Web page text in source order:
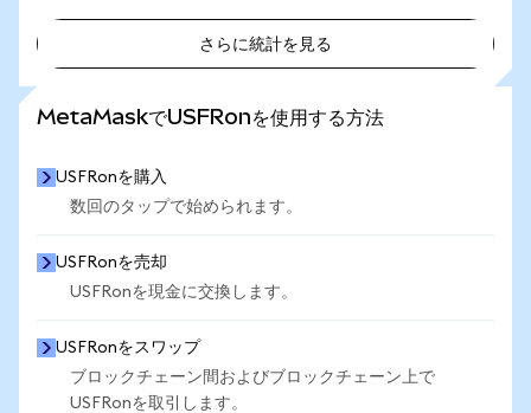
さらに統計を見る
MetaMaskでUSFRonを使用する方法
USFRonを購入
数回のタップで始められます。
USFRonを売却
USFRonを現金に交換します。
USFRonをスワップ
ブロックチェーン間およびブロックチェーン上で
USFRonを取引します。